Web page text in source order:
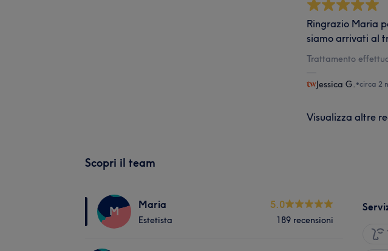
Ringrazio Maria
siamo arrivati al
Trattamento
Jessica G. •circa 2
Visualizza altre
Scopri il team
M Maria
Estetista
5.0
189 recensioni